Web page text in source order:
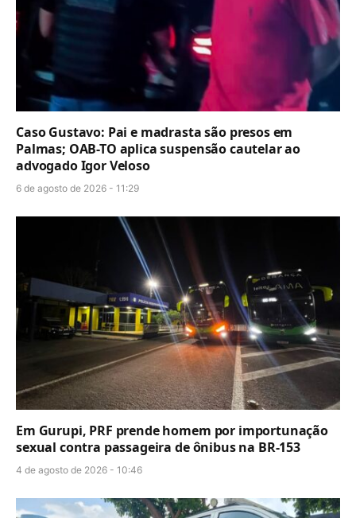
Caso Gustavo: Pai e madrasta são presos em
Palmas; OAB-TO aplica suspensão cautelar ao
advogado Igor Veloso
6 de agosto de 2026 - 11:29
Em Gurupi, PRF prende homem por importunação
sexual contra passageira de ônibus na BR-153
4 de agosto de 2026 - 10:46